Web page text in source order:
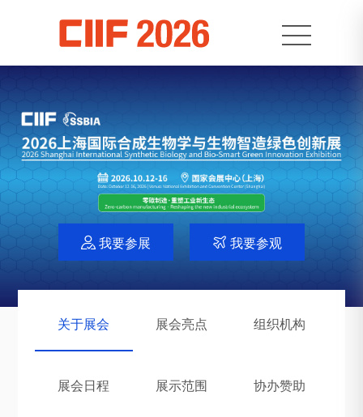
 我要参展  我要参观
关于展会 展会亮点 组织机构
展会日程 展示范围 协办赞助